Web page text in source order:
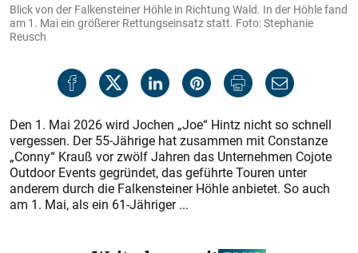
Blick von der Falkensteiner Höhle in Richtung Wald. In der Höhle fand
am 1. Mai ein größerer Rettungseinsatz statt. Foto: Stephanie
Reusch
Den 1. Mai 2026 wird Jochen „Joe“ Hintz nicht so schnell
vergessen. Der 55‑Jährige hat zusammen mit Constanze
„Conny“ Krauß vor zwölf Jahren das Unternehmen Cojote
Outdoor Events gegründet, das geführte Touren unter
anderem durch die Falkensteiner Höhle anbietet. So auch
am 1. Mai, als ein 61-Jähriger ...